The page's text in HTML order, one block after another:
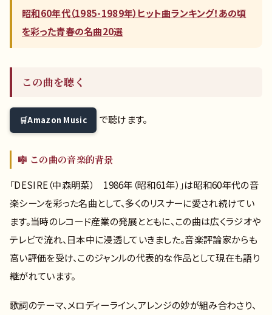
昭和60年代（1985-1989年）ヒット曲ランキング！あの頃
を彩った青春の名曲20選
この曲を聴く
Amazon Music で聴けます。
🎼 この曲の音楽的背景
「DESIRE（中森明菜） 1986年（昭和61年）」は昭和60年代の音
楽シーンを彩った名曲として、多くのリスナーに愛され続けてい
ます。当時のレコード産業の発展とともに、この曲は広くラジオや
テレビで流れ、日本中に浸透していきました。音楽評論家からも
高い評価を受け、このジャンルの代表的な作品として現在も語り
継がれています。
歌詞のテーマ、メロディーライン、アレンジの妙が組み合わさり、